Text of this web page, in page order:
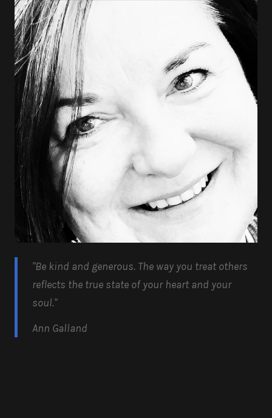
"Be kind and generous. The way you treat others
reflects the true state of your heart and your
soul."
Ann Galland